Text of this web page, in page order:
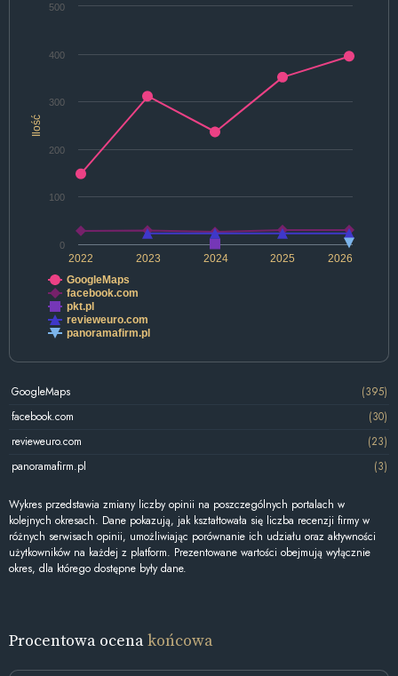
Ilość
2022 2024 2026
2023 2025
0
100
200
300
400
500
GoogleMaps
facebook.com
pkt.pl
revieweuro.com
panoramafirm.pl
GoogleMaps
(395)
facebook.com
(30)
revieweuro.com
(23)
panoramafirm.pl
(3)
Wykres przedstawia zmiany liczby opinii na poszczególnych portalach w
kolejnych okresach. Dane pokazują, jak kształtowała się liczba recenzji firmy w
różnych serwisach opinii, umożliwiając porównanie ich udziału oraz aktywności
użytkowników na każdej z platform. Prezentowane wartości obejmują wyłącznie
okres, dla którego dostępne były dane.
Procentowa ocenakońcowa